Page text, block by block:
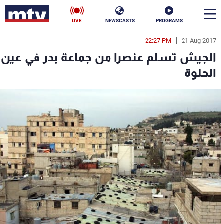
PROGRAMS
NEWSCASTS
LIVE
21 Aug 2017
22:27 PM
الجيش تسلم عنصرا من جماعة بدر في عين
الحلوة
en
الأخبار
سياسة
إقتصاد
منوعات رياضة
كأس العالم
البرامج
جدول البرامج